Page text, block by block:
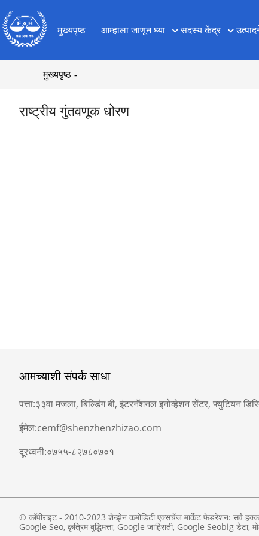
मुख्यपृष्ठ आम्हाला जाणून घ्या सदस्य केंद्र
मुख्यपृष्ठ
राष्ट्रीय गुंतवणूक धोरण
आमच्याशी संपर्क साधा
पत्ता:३३वा मजला, बिल्डिंग बी, इंटरनॅशनल इनोव्हेशन सेंटर, फ्युटियन
ईमेल:cemf@shenzhenzhizao.com
दूरध्वनी:०७५५-८२७८०७०१
© कॉपीराइट - 2010-2023 शेन्झेन कमोडिटी एक्सचेंज मार्केट फेडरेशन: सर्व हक्क
Google Seo, कृत्रिम बुद्धिमत्ता, Google जाहिराती, Google Seobig डेटा,